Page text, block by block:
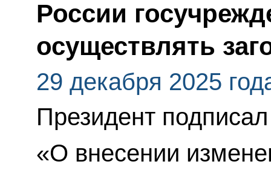
России
осуществлять
29 декабря 2025
Президент
«О внесении